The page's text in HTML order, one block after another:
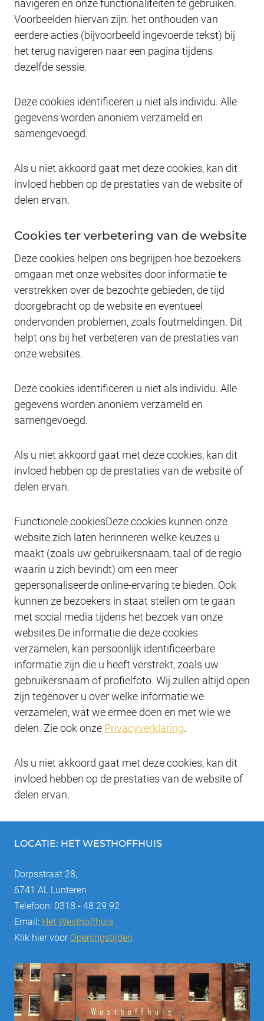
navigeren en onze functionaliteiten te gebruiken.
Voorbeelden hiervan zijn: het onthouden van
eerdere acties (bijvoorbeeld ingevoerde tekst) bij
het terug navigeren naar een pagina tijdens
dezelfde sessie.
Deze cookies identificeren u niet als individu. Alle
gegevens worden anoniem verzameld en
samengevoegd.
Als u niet akkoord gaat met deze cookies, kan dit
invloed hebben op de prestaties van de website of
delen ervan.
Cookies ter verbetering van de website
Deze cookies helpen ons begrijpen hoe bezoekers
omgaan met onze websites door informatie te
verstrekken over de bezochte gebieden, de tijd
doorgebracht op de website en eventueel
ondervonden problemen, zoals foutmeldingen. Dit
helpt ons bij het verbeteren van de prestaties van
onze websites.
Deze cookies identificeren u niet als individu. Alle
gegevens worden anoniem verzameld en
samengevoegd.
Als u niet akkoord gaat met deze cookies, kan dit
invloed hebben op de prestaties van de website of
delen ervan.
Functionele cookiesDeze cookies kunnen onze
website zich laten herinneren welke keuzes u
maakt (zoals uw gebruikersnaam, taal of de regio
waarin u zich bevindt) om een meer
gepersonaliseerde online-ervaring te bieden. Ook
kunnen ze bezoekers in staat stellen om te gaan
met social media tijdens het bezoek van onze
websites.De informatie die deze cookies
verzamelen, kan persoonlijk identificeerbare
informatie zijn die u heeft verstrekt, zoals uw
gebruikersnaam of profielfoto. Wij zullen altijd open
zijn tegenover u over welke informatie we
verzamelen, wat we ermee doen en met wie we
delen. Zie ook onze Privacyverklaring.
Als u niet akkoord gaat met deze cookies, kan dit
invloed hebben op de prestaties van de website of
delen ervan.
LOCATIE: HET WESTHOFFHUIS
Dorpsstraat 28,
6741 AL Lunteren
Telefoon: 0318 - 48 29 92
Email: Het Westhoffhuis
Klik hier voor Openingstijden